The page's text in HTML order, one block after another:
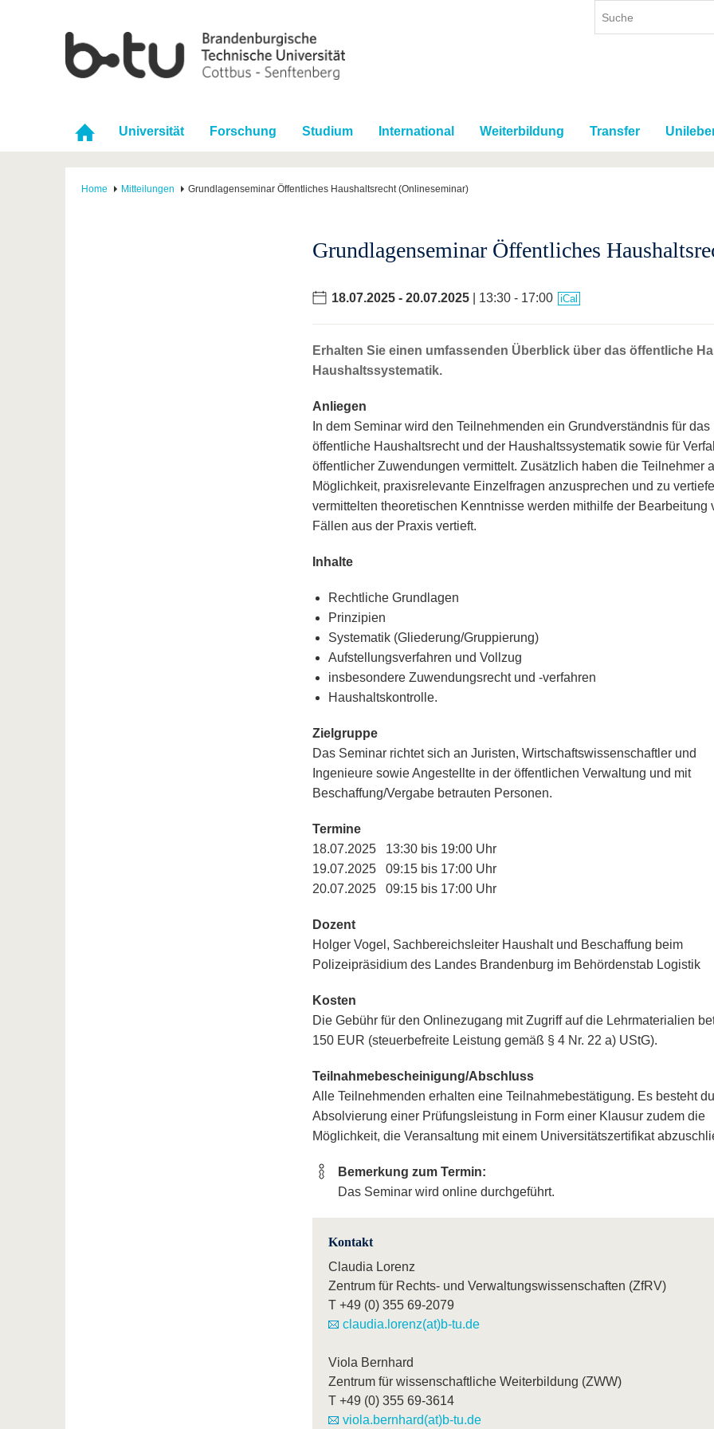
Universität Forschung Studium International Weiterbildung Transfer
Home Mitteilungen Grundlagenseminar Öffentliches Haushaltsrecht (Onlineseminar)
Grundlagenseminar Öffentliches
18.07.2025 - 20.07.2025 | 13:30 - 17:00 iCal
Erhalten Sie einen umfassenden Überblick über das öffentliche
Haushaltssystematik.
Anliegen
In dem Seminar wird den Teilnehmenden ein Grundverständnis für das
öffentliche Haushaltsrecht und der Haushaltssystematik sowie für
öffentlicher Zuwendungen vermittelt. Zusätzlich haben die Teilnehmer
Möglichkeit, praxisrelevante Einzelfragen anzusprechen und zu
vermittelten theoretischen Kenntnisse werden mithilfe der Bearbeitung
Fällen aus der Praxis vertieft.
Inhalte
Rechtliche Grundlagen
Prinzipien
Systematik (Gliederung/Gruppierung)
Aufstellungsverfahren und Vollzug
insbesondere Zuwendungsrecht und -verfahren
Haushaltskontrolle.
Zielgruppe
Das Seminar richtet sich an Juristen, Wirtschaftswissenschaftler und
Ingenieure sowie Angestellte in der öffentlichen Verwaltung und mit
Beschaffung/Vergabe betrauten Personen.
Termine
18.07.2025 13:30 bis 19:00 Uhr
19.07.2025 09:15 bis 17:00 Uhr
20.07.2025 09:15 bis 17:00 Uhr
Dozent
Holger Vogel, Sachbereichsleiter Haushalt und Beschaffung beim
Polizeipräsidium des Landes Brandenburg im Behördenstab Logistik
Kosten
Die Gebühr für den Onlinezugang mit Zugriff auf die Lehrmaterialien
150 EUR (steuerbefreite Leistung gemäß § 4 Nr. 22 a) UStG).
Teilnahmebescheinigung/Abschluss
Alle Teilnehmenden erhalten eine Teilnahmebestätigung. Es besteht
Absolvierung einer Prüfungsleistung in Form einer Klausur zudem die
Möglichkeit, die Veransaltung mit einem Universitätszertifikat
Bemerkung zum Termin:
Das Seminar wird online durchgeführt.
Kontakt
Claudia Lorenz
Zentrum für Rechts- und Verwaltungswissenschaften (ZfRV)
T +49 (0) 355 69-2079
claudia.lorenz(at)b-tu.de
Viola Bernhard
Zentrum für wissenschaftliche Weiterbildung (ZWW)
T +49 (0) 355 69-3614
viola.bernhard(at)b-tu.de